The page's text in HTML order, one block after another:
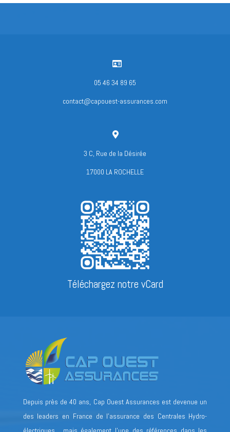

05 46 34 89 65
contact@capouest-assurances.com

3 C, Rue de la Désirée
17000 LA ROCHELLE
Téléchargez notre vCard
Depuis près de 40 ans, Cap Ouest Assurances est devenue un
des leaders en France de l’assurance des Centrales Hydro-